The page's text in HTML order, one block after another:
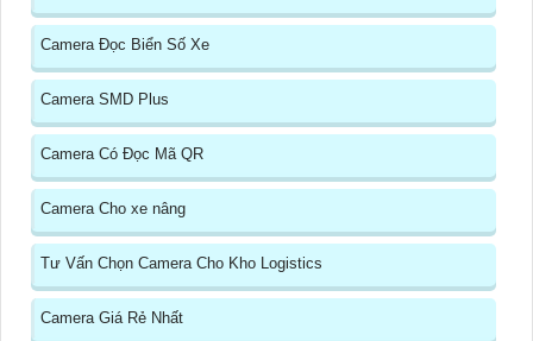
Camera Đọc Biển Số Xe
Camera SMD Plus
Camera Có Đọc Mã QR
Camera Cho xe nâng
Tư Vấn Chọn Camera Cho Kho Logistics
Camera Giá Rẻ Nhất